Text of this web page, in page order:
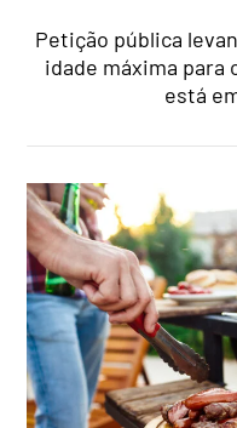
Petição pública
idade máxima para
está